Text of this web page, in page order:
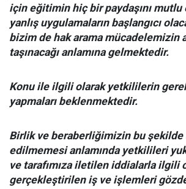
için eğitimin hiç bir paydaşını
yanlış uygulamaların başlangıcı
bizim de hak arama mücadelemizin
taşınacağı anlamına gelmektedir.
Konu ile ilgili olarak yetkililerin
yapmaları beklenmektedir.
Birlik ve beraberliğimizin bu şekilde
edilmemesi anlamında yetkilileri
ve tarafımıza iletilen iddialarla ilgili
gerçekleştirilen iş ve işlemleri